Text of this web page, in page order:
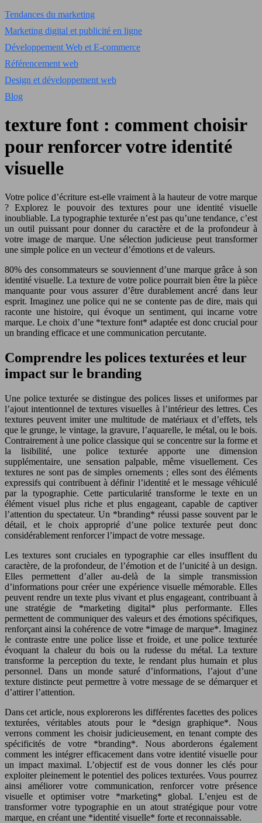
Tendances du marketing
Marketing digital et publicité en ligne
Développement Web et E-commerce
Référencement web
Design et développement web
Blog
texture font : comment choisir
pour renforcer votre identité
visuelle
Votre police d’écriture est-elle vraiment à la hauteur de votre marque
? Explorez le pouvoir des textures pour une identité visuelle
inoubliable. La typographie texturée n’est pas qu’une tendance, c’est
un outil puissant pour donner du caractère et de la profondeur à
votre image de marque. Une sélection judicieuse peut transformer
une simple police en un vecteur d’émotions et de valeurs.
80% des consommateurs se souviennent d’une marque grâce à son
identité visuelle. La texture de votre police pourrait bien être la pièce
manquante pour vous assurer d’être durablement ancré dans leur
esprit. Imaginez une police qui ne se contente pas de dire, mais qui
raconte une histoire, qui évoque un sentiment, qui incarne votre
marque. Le choix d’une *texture font* adaptée est donc crucial pour
un branding efficace et une communication percutante.
Comprendre les polices texturées et leur
impact sur le branding
Une police texturée se distingue des polices lisses et uniformes par
l’ajout intentionnel de textures visuelles à l’intérieur des lettres. Ces
textures peuvent imiter une multitude de matériaux et d’effets, tels
que le grunge, le vintage, la gravure, l’aquarelle, le métal, ou le bois.
Contrairement à une police classique qui se concentre sur la forme et
la lisibilité, une police texturée apporte une dimension
supplémentaire, une sensation palpable, même visuellement. Ces
textures ne sont pas de simples ornements ; elles sont des éléments
expressifs qui contribuent à définir l’identité et le message véhiculé
par la typographie. Cette particularité transforme le texte en un
élément visuel plus riche et plus engageant, capable de captiver
l’attention du spectateur. Un *branding* réussi passe souvent par le
détail, et le choix approprié d’une police texturée peut donc
considérablement renforcer l’impact de votre message.
Les textures sont cruciales en typographie car elles insufflent du
caractère, de la profondeur, de l’émotion et de l’unicité à un design.
Elles permettent d’aller au-delà de la simple transmission
d’informations pour créer une expérience visuelle mémorable. Elles
peuvent rendre un texte plus vivant et plus engageant, contribuant à
une stratégie de *marketing digital* plus performante. Elles
permettent de communiquer des valeurs et des émotions spécifiques,
renforçant ainsi la cohérence de votre *image de marque*. Imaginez
le contraste entre une police lisse et froide, et une police texturée
évoquant la chaleur du bois ou la rudesse du métal. La texture
transforme la perception du texte, le rendant plus humain et plus
personnel. Dans un monde saturé d’informations, l’ajout d’une
texture distincte peut permettre à votre message de se démarquer et
d’attirer l’attention.
Dans cet article, nous explorerons les différentes facettes des polices
texturées, véritables atouts pour le *design graphique*. Nous
verrons comment les choisir judicieusement, en tenant compte des
spécificités de votre *branding*. Nous aborderons également
comment les intégrer efficacement dans votre identité visuelle pour
un impact maximal. L’objectif est de vous donner les clés pour
exploiter pleinement le potentiel des polices texturées. Vous pourrez
ainsi améliorer votre communication, renforcer votre présence
visuelle et optimiser votre *marketing* global. L’enjeu est de
transformer votre typographie en un atout stratégique pour votre
marque, en créant une *identité visuelle* forte et reconnaissable.